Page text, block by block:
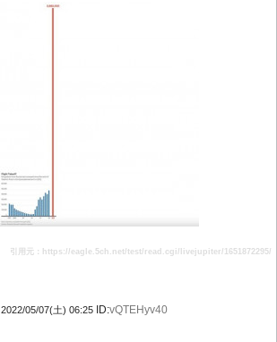
引用元：https://eagle.5ch.net/test/read.cgi/livejupiter/1651872295/
2022/05/07(土) 06:25 ID:vQTEHyv40